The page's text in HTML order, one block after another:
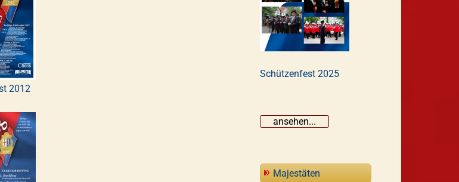
Schützenfest 2025
ansehen...
Majestäten
2012